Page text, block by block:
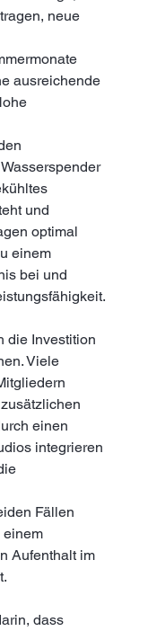
neue
ausreichende
und
optimal
einem
bei und
die Investition
Viele
einen
integrieren
Fällen
einem
Aufenthalt im
dass